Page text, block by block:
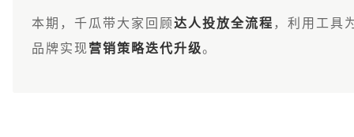
本期，千瓜带大家回顾达人投放全流程 ，利用工具
品牌实现营销策略迭代升级。